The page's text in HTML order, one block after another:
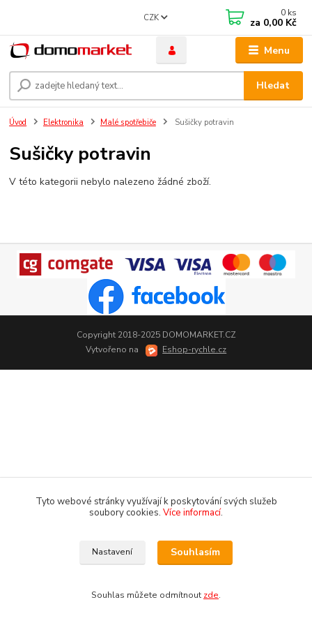
Menu
CZK
Hledat
0 ks
za 0,00 Kč
Úvod Elektronika Malé spotřebiče Sušičky potravin
Sušičky potravin
V této kategorii nebylo nalezeno žádné zboží.
Copyright 2018-2025 DOMOMARKET.CZ
Vytvořeno na
Eshop-rychle.cz
Tyto webové stránky využívají k poskytování svých služeb
soubory cookies. Více informací.
Nastavení Souhlasím
Souhlas můžete odmítnout zde.